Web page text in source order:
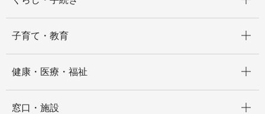
子育て・教育
健康・医療・福祉
窓口・施設